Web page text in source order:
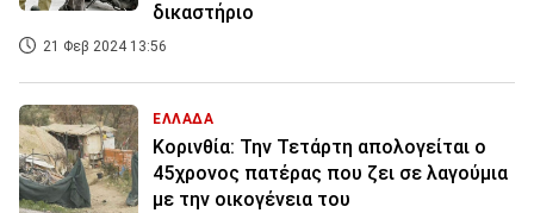
δικαστήριο
21 Φεβ 2024 13:56
ΕΛΛΑΔΑ
Κορινθία: Την Τετάρτη απολογείται ο
45χρονος πατέρας που ζει σε λαγούμια
με την οικογένεια του